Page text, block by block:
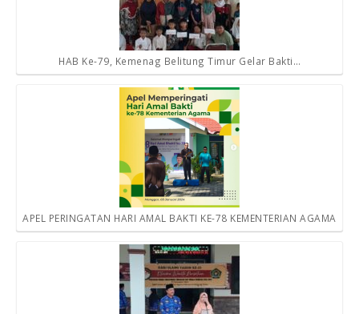
HAB Ke-79, Kemenag Belitung Timur Gelar Bakti…
APEL PERINGATAN HARI AMAL BAKTI KE-78 KEMENTERIAN AGAMA